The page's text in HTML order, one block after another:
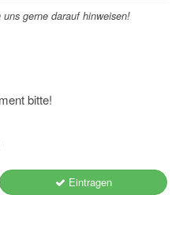
gerne darauf hinweisen!
bitte!
Eintragen